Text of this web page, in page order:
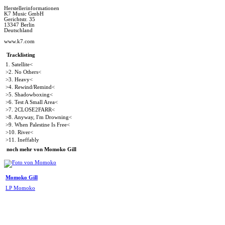
Herstellerinformationen
K7 Music GmbH
Gerichtstr. 35
13347 Berlin
Deutschland
www.k7.com
Tracklisting
1. Satellite<
>2. No Others<
>3. Heavy<
>4. Rewind/Remind<
>5. Shadowboxing<
>6. Test A Small Area<
>7. 2CLOSE2FARR<
>8. Anyway, I'm Drowning<
>9. When Palestine Is Free<
>10. River<
>11. Ineffably
noch mehr von Momoko Gill
Momoko Gill
LP Momoko